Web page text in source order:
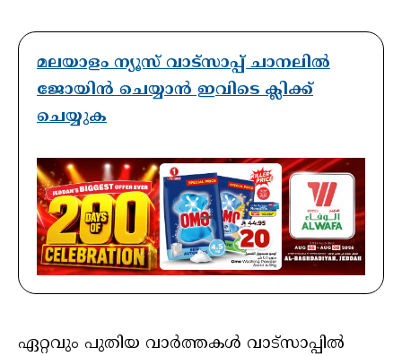
മലയാളം ന്യൂസ് വാട്സാപ്പ് ചാനലിൽ
ജോയിൻ ചെയ്യാൻ ഇവിടെ ക്ലിക്ക്
ചെയ്യുക
ഏറ്റവും പുതിയ വാർത്തകൾ വാട്സാപ്പിൽ